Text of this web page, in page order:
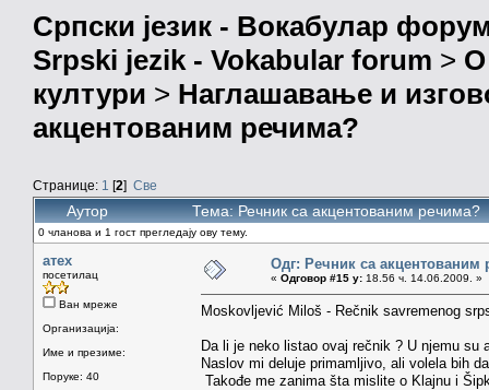
Српски језик - Вокабулар
Srpski jezik - Vokabular forum > О
култури > Наглашавање и
акцентованим речима?
Странице: 1 [2] Све
Аутор Тема: Речник са акцентованим
0 чланова и 1 гост прегледају ову тему.
атех
посетилац
Ван мреже
Организација:
Име и презиме:
Поруке: 40
Одг: Речник са акцентованим
« Одговор #15 у: 18.56 ч. 14.06.2009. »
Moskovljević Miloš - Rečnik savremenog
Da li je neko listao ovaj rečnik ? U njemu
Naslov mi deluje primamljivo, ali volela bih
Takođe me zanima šta mislite o Klajnu i